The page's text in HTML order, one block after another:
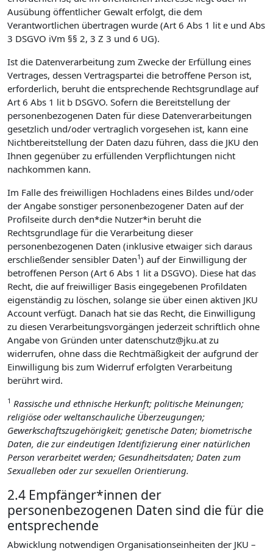
Ausübung öffentlicher Gewalt erfolgt, die dem
Verantwortlichen übertragen wurde (Art 6 Abs 1 lit e und Abs
3 DSGVO iVm §§ 2, 3 Z 3 und 6 UG).
Ist die Datenverarbeitung zum Zwecke der Erfüllung eines
Vertrages, dessen Vertragspartei die betroffene Person ist,
erforderlich, beruht die entsprechende Rechtsgrundlage auf
Art 6 Abs 1 lit b DSGVO. Sofern die Bereitstellung der
personenbezogenen Daten für diese Datenverarbeitungen
gesetzlich und/oder vertraglich vorgesehen ist, kann eine
Nichtbereitstellung der Daten dazu führen, dass die JKU den
Ihnen gegenüber zu erfüllenden Verpflichtungen nicht
nachkommen kann.
Im Falle des freiwilligen Hochladens eines Bildes und/oder
der Angabe sonstiger personenbezogener Daten auf der
Profilseite durch den*die Nutzer*in beruht die
Rechtsgrundlage für die Verarbeitung dieser
personenbezogenen Daten (inklusive etwaiger sich daraus
erschließender sensibler Daten1) auf der Einwilligung der
betroffenen Person (Art 6 Abs 1 lit a DSGVO). Diese hat das
Recht, die auf freiwilliger Basis eingegebenen Profildaten
eigenständig zu löschen, solange sie über einen aktiven JKU
Account verfügt. Danach hat sie das Recht, die Einwilligung
zu diesen Verarbeitungsvorgängen jederzeit schriftlich ohne
Angabe von Gründen unter datenschutz@jku.at zu
widerrufen, ohne dass die Rechtmäßigkeit der aufgrund der
Einwilligung bis zum Widerruf erfolgten Verarbeitung
berührt wird.
1 Rassische und ethnische Herkunft; politische Meinungen;
religiöse oder weltanschauliche Überzeugungen;
Gewerkschaftszugehörigkeit; genetische Daten; biometrische
Daten, die zur eindeutigen Identifizierung einer natürlichen
Person verarbeitet werden; Gesundheitsdaten; Daten zum
Sexualleben oder zur sexuellen Orientierung.
2.4 Empfänger*innen der
personenbezogenen Daten sind die für die
entsprechende
Abwicklung notwendigen Organisationseinheiten der JKU –